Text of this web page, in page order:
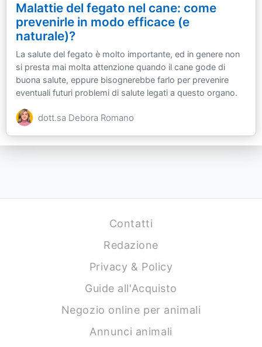
Malattie del fegato nel cane: come
prevenirle in modo efficace (e
naturale)?
La salute del fegato è molto importante, ed in genere non
si presta mai molta attenzione quando il cane gode di
buona salute, eppure bisognerebbe farlo per prevenire
eventuali futuri problemi di salute legati a questo organo.
dott.sa Debora Romano
Contatti
Redazione
Privacy & Policy
Guide all'Acquisto
Negozio online per animali
Annunci animali